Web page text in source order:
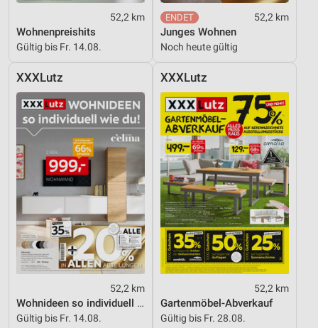
52,2 km
Wohnenpreishits
Gültig bis Fr. 14.08.
52,2 km
Junges Wohnen
Noch heute gültig
XXXLutz
52,2 km
Wohnideen so individuell wie du!
Gültig bis Fr. 14.08.
XXXLutz
52,2 km
Gartenmöbel-Abverkauf
Gültig bis Fr. 28.08.
IAB-Besonderheiten:
Verwendung genauer Standortdaten
Nicht-IAB-Verarbeitungszwecke:
Notwendig
Performance
Funktional